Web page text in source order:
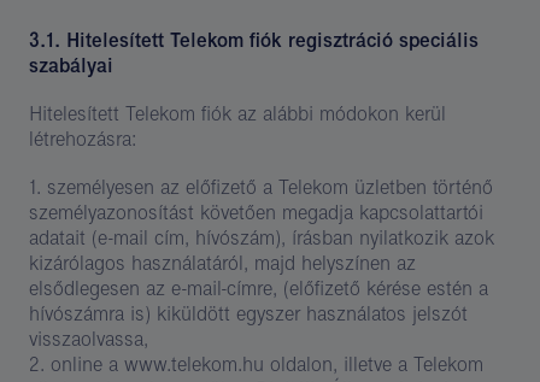
3.1. Hitelesített Telekom fiók regisztráció speciális
szabályai
Hitelesített Telekom fiók az alábbi módokon kerül
létrehozásra:
1. személyesen az előfizető a Telekom üzletben történő
személyazonosítást követően megadja kapcsolattartói
adatait (e-mail cím, hívószám), írásban nyilatkozik azok
kizárólagos használatáról, majd helyszínen az
elsődlegesen az e-mail-címre, (előfizető kérése estén a
hívószámra is) kiküldött egyszer használatos jelszót
visszaolvassa,
2. online a www.telekom.hu oldalon, illetve a Telekom